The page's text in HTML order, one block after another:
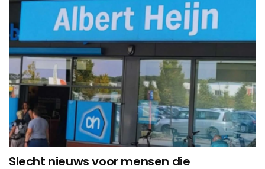
Slecht nieuws voor mensen die